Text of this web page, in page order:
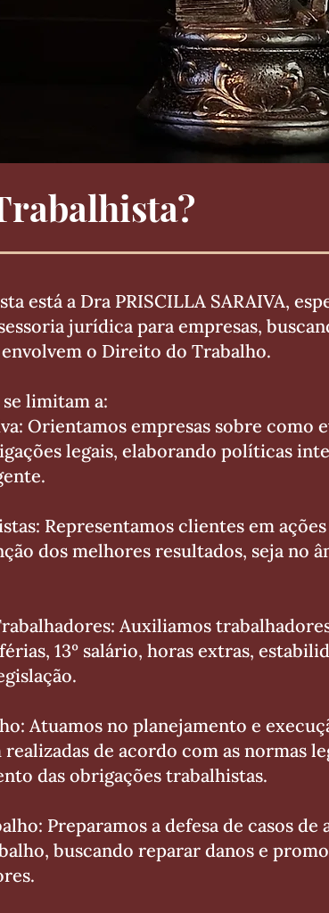
está a Dra PRISCILLA SARAIVA,
jurídica para empresas,
o Direito do Trabalho.
limitam a:
Orientamos empresas sobre como
legais, elaborando políticas
Representamos clientes em
dos melhores resultados, seja no
Auxiliamos
13º salário, horas extras,
Atuamos no planejamento e
de acordo com as normas
das obrigações trabalhistas.
Preparamos a defesa de casos de
buscando reparar danos e